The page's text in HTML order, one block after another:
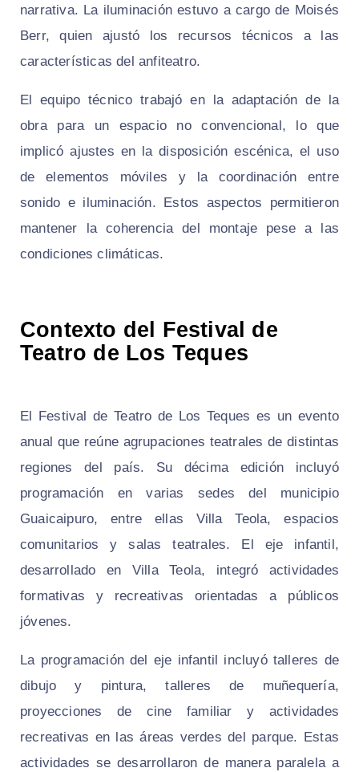
narrativa. La iluminación estuvo a cargo de Moisés
Berr, quien ajustó los recursos técnicos a las
características del anfiteatro.
El equipo técnico trabajó en la adaptación de la
obra para un espacio no convencional, lo que
implicó ajustes en la disposición escénica, el uso
de elementos móviles y la coordinación entre
sonido e iluminación. Estos aspectos permitieron
mantener la coherencia del montaje pese a las
condiciones climáticas.
Contexto del Festival de
Teatro de Los Teques
El Festival de Teatro de Los Teques es un evento
anual que reúne agrupaciones teatrales de distintas
regiones del país. Su décima edición incluyó
programación en varias sedes del municipio
Guaicaipuro, entre ellas Villa Teola, espacios
comunitarios y salas teatrales. El eje infantil,
desarrollado en Villa Teola, integró actividades
formativas y recreativas orientadas a públicos
jóvenes.
La programación del eje infantil incluyó talleres de
dibujo y pintura, talleres de muñequería,
proyecciones de cine familiar y actividades
recreativas en las áreas verdes del parque. Estas
actividades se desarrollaron de manera paralela a